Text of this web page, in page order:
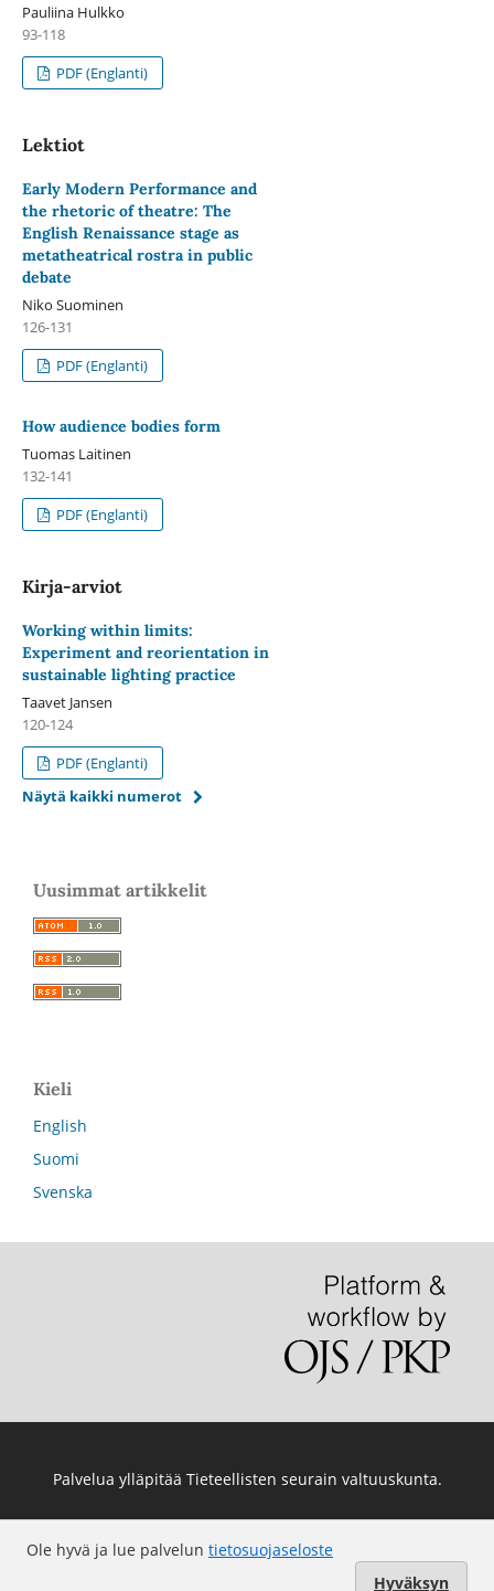
Pauliina Hulkko
93-118
PDF (Englanti)
Lektiot
Early Modern Performance and
the rhetoric of theatre: The
English Renaissance stage as
metatheatrical rostra in public
debate
Niko Suominen
126-131
PDF (Englanti)
How audience bodies form
Tuomas Laitinen
132-141
PDF (Englanti)
Kirja-arviot
Working within limits:
Experiment and reorientation in
sustainable lighting practice
Taavet Jansen
120-124
PDF (Englanti)
Näytä kaikki numerot
Uusimmat artikkelit
Kieli
English
Suomi
Svenska
Ole hyvä ja lue palvelun tietosuojaseloste
Hyväksyn
Palvelua ylläpitää Tieteellisten seurain valtuuskunta.